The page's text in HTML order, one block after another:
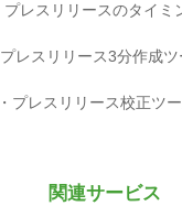
プレスリリースのタイミ
プレスリリース3分作成ツ
プレスリリース校正ツ
関連サービス